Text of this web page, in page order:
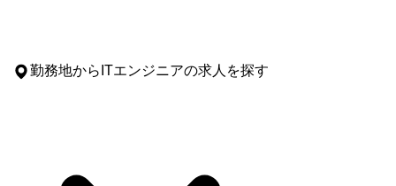
勤務地からITエンジニアの求人を探す